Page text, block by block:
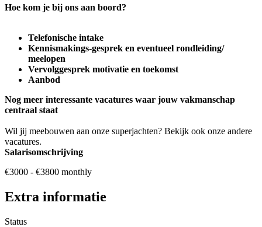
Hoe kom je bij ons aan boord?
Telefonische intake
Kennismakings-gesprek en eventueel rondleiding/
meelopen
Vervolggesprek motivatie en toekomst
Aanbod
Nog meer interessante vacatures waar jouw vakmanschap
centraal staat
Wil jij meebouwen aan onze superjachten? Bekijk ook onze andere
vacatures.
Salarisomschrijving
€3000 - €3800 monthly
Extra informatie
Status